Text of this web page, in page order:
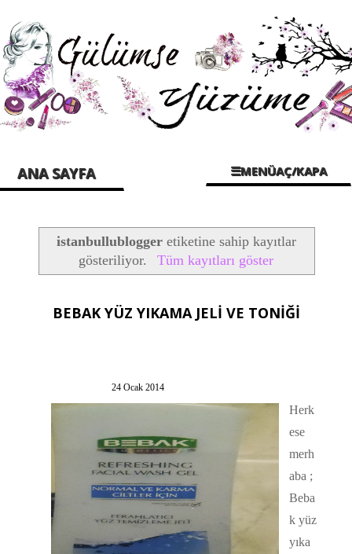
ANA SAYFA ☰MENÜAÇ/KAPA
istanbullubloggeretiketine sahip kayıtlar
gösteriliyor.
Tüm kayıtları göster
BEBAK YÜZ YIKAMA JELİ VE TONİĞİ
24 Ocak 2014
Herk
ese
merh
aba ;
Beba
k yüz
yıka